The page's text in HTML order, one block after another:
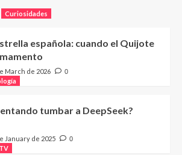
Curiosidades
española: cuando el Quijote
March de 2026 0
tumbar a DeepSeek?
January de 2025 0
TV